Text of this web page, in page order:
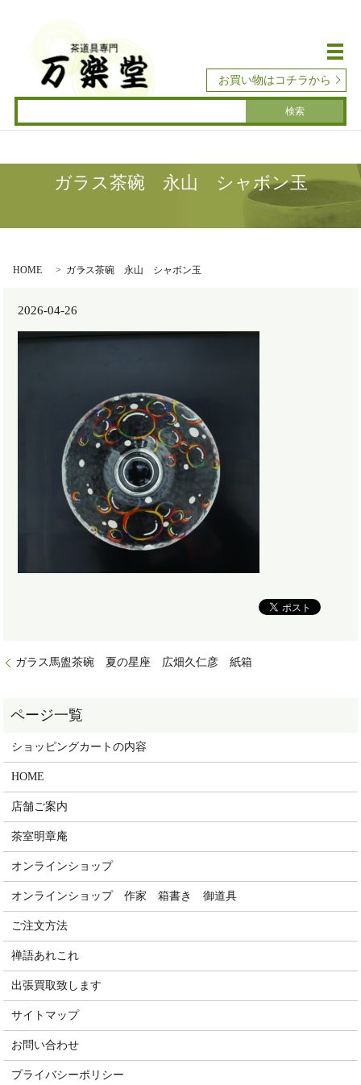
メ
お買い物はコチラから
ガラス茶碗 永山 シャボン玉
HOME ガラス茶碗 永山 シャボン玉
2026-04-26
ガラス馬盥茶碗 夏の星座 広畑久仁彦 紙箱
ショッピングカートの内容
HOME
店舗ご案内
茶室明章庵
オンラインショップ
オンラインショップ 作家 箱書き 御道具
ご注文方法
禅語あれこれ
出張買取致します
サイトマップ
お問い合わせ
プライバシーポリシー